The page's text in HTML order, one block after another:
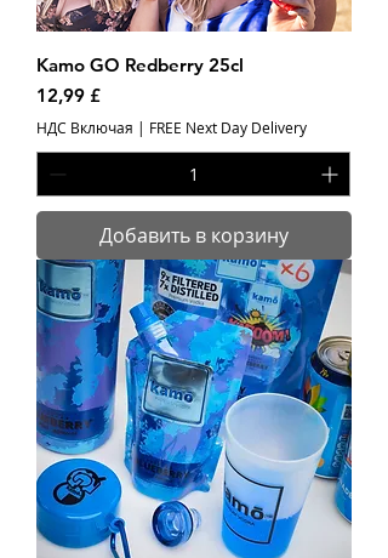
Kamo GO Redberry 25cl
Цена
12,99 £
НДС Включая | FREE Next Day Delivery
Добавить в корзину